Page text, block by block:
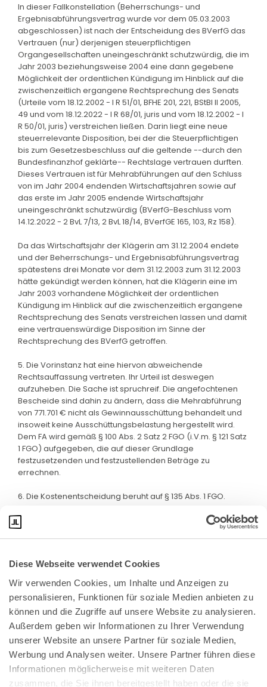
Diese Webseite verwendet Cookies
Wir verwenden Cookies, um Inhalte und Anzeigen zu
personalisieren, Funktionen für soziale Medien anbieten zu
können und die Zugriffe auf unsere Website zu analysieren.
Außerdem geben wir Informationen zu Ihrer Verwendung
unserer Website an unsere Partner für soziale Medien,
Werbung und Analysen weiter. Unsere Partner führen diese
Informationen möglicherweise mit weiteren Daten
zusammen, die Sie ihnen bereitgestellt haben oder die sie
In dieser Fallkonstellation (Beherrschungs- und
Ergebnisabführungsvertrag wurde vor dem 05.03.2003
abgeschlossen) ist nach der Entscheidung des BVerfG das
Vertrauen (nur) derjenigen steuerpflichtigen
Organgesellschaften uneingeschränkt schutzwürdig, die im
Jahr 2003 beziehungsweise 2004 eine dann gegebene
Möglichkeit der ordentlichen Kündigung im Hinblick auf die
zwischenzeitlich ergangene Rechtsprechung des Senats
(Urteile vom 18.12.2002 - I R 51/01, BFHE 201, 221, BStBl II 2005,
49 und vom 18.12.2022 - I R 68/01, juris und vom 18.12.2002 - I
R 50/01, juris) verstreichen ließen. Darin liegt eine neue
steuerrelevante Disposition, bei der die Steuerpflichtigen
bis zum Gesetzesbeschluss auf die geltende --durch den
Bundesfinanzhof geklärte-- Rechtslage vertrauen durften.
Dieses Vertrauen ist für Mehrabführungen auf den Schluss
von im Jahr 2004 endenden Wirtschaftsjahren sowie auf
das erste im Jahr 2005 endende Wirtschaftsjahr
uneingeschränkt schutzwürdig (BVerfG-Beschluss vom
14.12.2022 - 2 BvL 7/13, 2 BvL 18/14, BVerfGE 165, 103, Rz 158).
Da das Wirtschaftsjahr der Klägerin am 31.12.2004 endete
und der Beherrschungs- und Ergebnisabführungsvertrag
spätestens drei Monate vor dem 31.12.2003 zum 31.12.2003
hätte gekündigt werden können, hat die Klägerin eine im
Jahr 2003 vorhandene Möglichkeit der ordentlichen
Kündigung im Hinblick auf die zwischenzeitlich ergangene
Rechtsprechung des Senats verstreichen lassen und damit
eine vertrauenswürdige Disposition im Sinne der
Rechtsprechung des BVerfG getroffen.
5. Die Vorinstanz hat eine hiervon abweichende
Rechtsauffassung vertreten. Ihr Urteil ist deswegen
aufzuheben. Die Sache ist spruchreif. Die angefochtenen
Bescheide sind dahin zu ändern, dass die Mehrabführung
von 771.701 € nicht als Gewinnausschüttung behandelt und
insoweit keine Ausschüttungsbelastung hergestellt wird.
Dem FA wird gemäß § 100 Abs. 2 Satz 2 FGO (i.V.m. § 121 Satz
1 FGO) aufgegeben, die auf dieser Grundlage
festzusetzenden und festzustellenden Beträge zu
errechnen.
6. Die Kostenentscheidung beruht auf § 135 Abs. 1 FGO.
Bundeskanzlerplatz 2
53113 Bonn